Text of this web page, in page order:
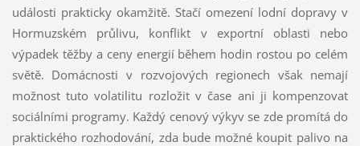
události prakticky okamžitě. Stačí omezení lodní dopravy v
Hormuzském průlivu, konflikt v exportní oblasti nebo
výpadek těžby a ceny energií během hodin rostou po celém
světě. Domácnosti v rozvojových regionech však nemají
možnost tuto volatilitu rozložit v čase ani ji kompenzovat
sociálními programy. Každý cenový výkyv se zde promítá do
praktického rozhodování, zda bude možné koupit palivo na